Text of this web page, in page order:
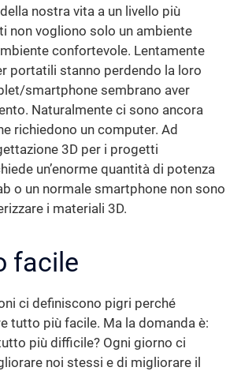
nostra vita a un livello più
non vogliono solo un ambiente
confortevole. Lentamente
portatili stanno perdendo la loro
smartphone sembrano aver
Naturalmente ci sono ancora
richiedono un computer. Ad
3D per i progetti
un’enorme quantità di potenza
o un normale smartphone non sono
i materiali 3D.
facile
ci definiscono pigri perché
tutto più facile. Ma la domanda è:
più difficile? Ogni giorno ci
noi stessi e di migliorare il